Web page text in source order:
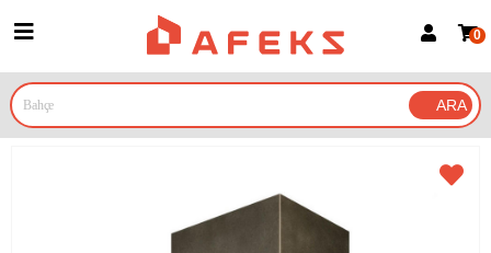
Google İle Bağlan
0